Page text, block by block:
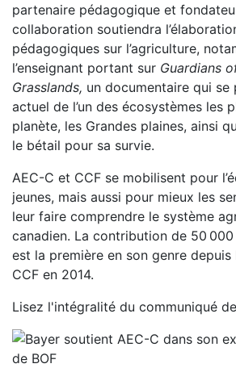
partenaire pédagogique et
collaboration soutiendra
pédagogiques sur l’agriculture,
l’enseignant portant sur Guardians
Grasslands, un documentaire qui se
actuel de l’un des écosystèmes les
planète, les Grandes plaines, ainsi
le bétail pour sa survie.
AEC-C et CCF se mobilisent pour
jeunes, mais aussi pour mieux les
leur faire comprendre le système
canadien. La contribution de 50
est la première en son genre
CCF en 2014.
Lisez l'intégralité du communiqué